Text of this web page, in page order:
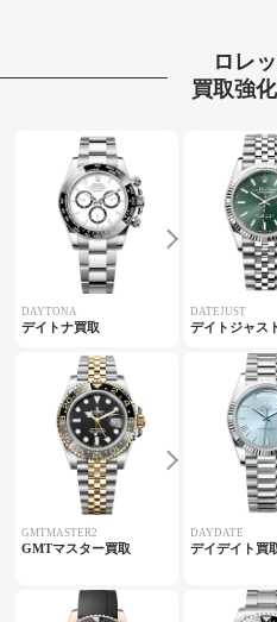
ロレ
買取強
DAYTONA
デイトナ買取
DATEJUST
デイトジャス
GMTMASTER2
GMTマスター買取
DAYDATE
デイデイト買